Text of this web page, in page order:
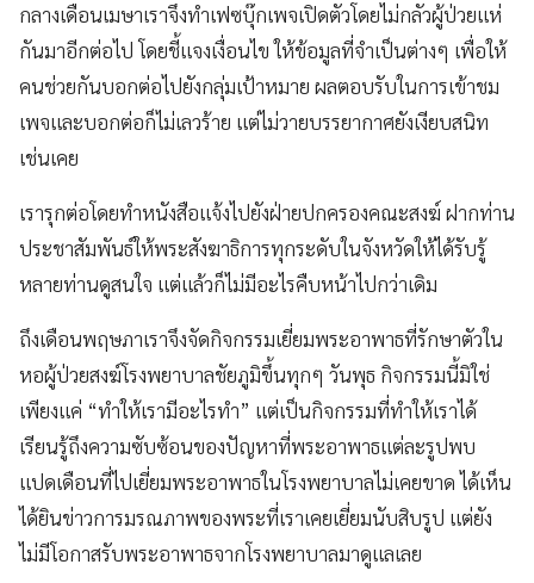
กลางเดือนเมษาเราจึงทำเฟซบุ๊กเพจเปิดตัวโดยไม่กลัวผู้ป่วยแห่
กันมาอีกต่อไป โดยชี้แจงเงื่อนไข ให้ข้อมูลที่จำเป็นต่างๆ เพื่อให้
คนช่วยกันบอกต่อไปยังกลุ่มเป้าหมาย ผลตอบรับในการเข้าชม
เพจและบอกต่อก็ไม่เลวร้าย แต่ไม่วายบรรยากาศยังเงียบสนิท
เช่นเคย
เรารุกต่อโดยทำหนังสือแจ้งไปยังฝ่ายปกครองคณะสงฆ์ ฝากท่าน
ประชาสัมพันธ์ให้พระสังฆาธิการทุกระดับในจังหวัดให้ได้รับรู้
หลายท่านดูสนใจ แต่แล้วก็ไม่มีอะไรคืบหน้าไปกว่าเดิม
ถึงเดือนพฤษภาเราจึงจัดกิจกรรมเยี่ยมพระอาพาธที่รักษาตัวใน
หอผู้ป่วยสงฆ์โรงพยาบาลชัยภูมิขึ้นทุกๆ วันพุธ กิจกรรมนี้มิใช่
เพียงแค่ “ทำให้เรามีอะไรทำ” แต่เป็นกิจกรรมที่ทำให้เราได้
เรียนรู้ถึงความซับซ้อนของปัญหาที่พระอาพาธแต่ละรูปพบ
แปดเดือนที่ไปเยี่ยมพระอาพาธในโรงพยาบาลไม่เคยขาด ได้เห็น
ได้ยินข่าวการมรณภาพของพระที่เราเคยเยี่ยมนับสิบรูป แต่ยัง
ไม่มีโอกาสรับพระอาพาธจากโรงพยาบาลมาดูแลเลย